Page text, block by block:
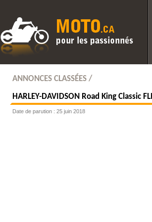
ANNONCES CLASSÉES /
HARLEY-DAVIDSON Road King Classic
Date de parution : 25 juin 2018